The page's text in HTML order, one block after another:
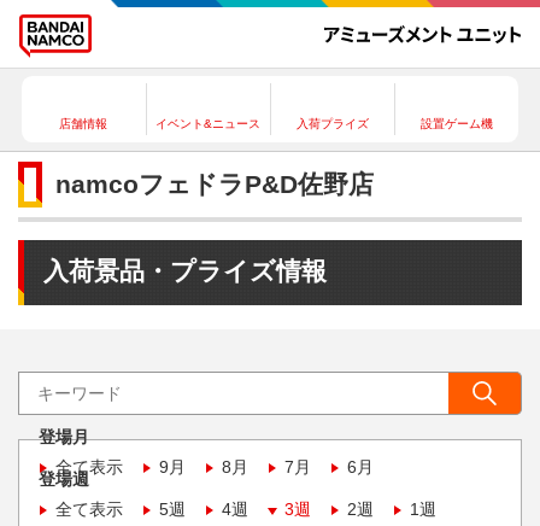
店舗情報 イベント&ニュース 入荷プライズ 設置ゲーム機
namcoフェドラP&D佐野店
入荷景品・プライズ情報
登場月
全て表示
9月 8月 7月 6月
登場週
全て表示
5週 4週 3週 2週 1週